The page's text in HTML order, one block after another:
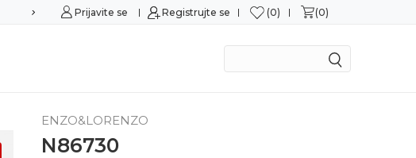
Sigurna kupovina
Prijavite se Registrujte se 0 0
ENZO&LORENZO
N86730